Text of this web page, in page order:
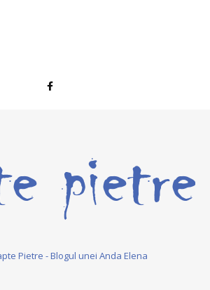
Pietre - Blogul unei Anda Elena